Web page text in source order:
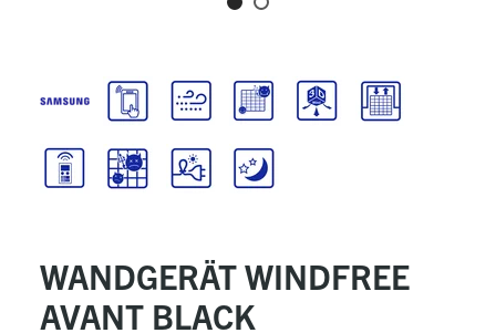
WANDGERÄT WINDFREE
AVANT BLACK